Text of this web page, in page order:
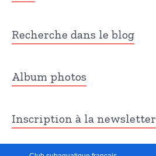
Recherche dans le blog
Album photos
Inscription à la newsletter